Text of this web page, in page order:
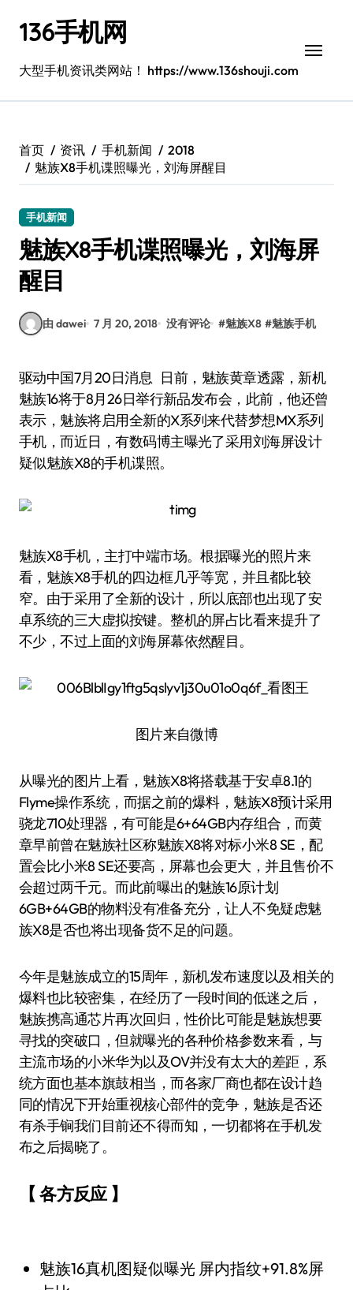
136手机网
大型手机资讯类网站！ https://www.136shouji.com
首页 资讯 手机新闻
2018
魅族X8手机谍照曝光，刘海屏醒目
手机新闻
魅族X8手机谍照曝光，刘海屏
醒目
由 dawei 7 月 20, 2018 没有评论 #魅族X8 #魅族手机
驱动中国7月20日消息 日前，魅族黄章透露，新机
魅族16将于8月26日举行新品发布会，此前，他还曾
表示，魅族将启用全新的X系列来代替梦想MX系列
手机，而近日，有数码博主曝光了采用刘海屏设计
疑似魅族X8的手机谍照。
魅族X8手机，主打中端市场。根据曝光的照片来
看，魅族X8手机的四边框几乎等宽，并且都比较
窄。由于采用了全新的设计，所以底部也出现了安
卓系统的三大虚拟按键。整机的屏占比看来提升了
不少，不过上面的刘海屏幕依然醒目。
图片来自微博
从曝光的图片上看，魅族X8将搭载基于安卓8.1的
Flyme操作系统，而据之前的爆料，魅族X8预计采用
骁龙710处理器，有可能是6+64GB内存组合，而黄
章早前曾在魅族社区称魅族X8将对标小米8 SE，配
置会比小米8 SE还要高，屏幕也会更大，并且售价不
会超过两千元。而此前曝出的魅族16原计划
6GB+64GB的物料没有准备充分，让人不免疑虑魅
族X8是否也将出现备货不足的问题。
今年是魅族成立的15周年，新机发布速度以及相关的
爆料也比较密集，在经历了一段时间的低迷之后，
魅族携高通芯片再次回归，性价比可能是魅族想要
寻找的突破口，但就曝光的各种价格参数来看，与
主流市场的小米华为以及OV并没有太大的差距，系
统方面也基本旗鼓相当，而各家厂商也都在设计趋
同的情况下开始重视核心部件的竞争，魅族是否还
有杀手锏我们目前还不得而知，一切都将在手机发
布之后揭晓了。
【 各方反应 】
魅族16真机图疑似曝光 屏内指纹+91.8%屏